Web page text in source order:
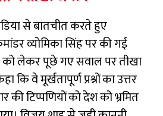
से बातचीत करते हुए
व्योमिका सिंह पर की गई
को लेकर पूछे गए सवाल पर तीखा
कि वे मूर्खतापूर्ण प्रश्नों का उत्तर
की टिप्पणियों को देश को भ्रमित